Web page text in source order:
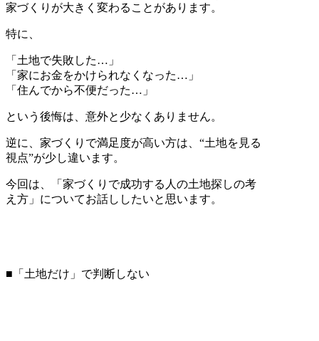
家づくりが大きく変わることがあります。
特に、
「土地で失敗した…」
「家にお金をかけられなくなった…」
「住んでから不便だった…」
という後悔は、意外と少なくありません。
逆に、家づくりで満足度が高い方は、“土地を見る
視点”が少し違います。
今回は、「家づくりで成功する人の土地探しの考
え方」についてお話ししたいと思います。
■「土地だけ」で判断しない